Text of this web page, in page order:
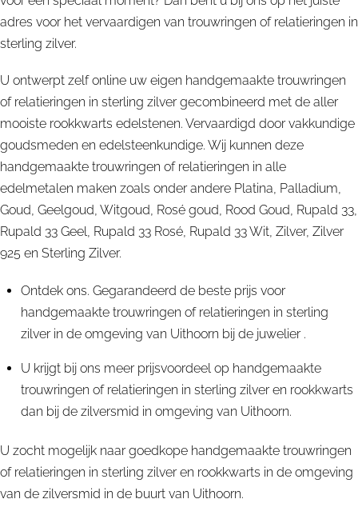
adres voor het vervaardigen van trouwringen of relatieringen in
sterling zilver.
U ontwerpt zelf online uw eigen handgemaakte trouwringen
of relatieringen in sterling zilver gecombineerd met de aller
mooiste rookkwarts edelstenen. Vervaardigd door vakkundige
goudsmeden en edelsteenkundige. Wij kunnen deze
handgemaakte trouwringen of relatieringen in alle
edelmetalen maken zoals onder andere Platina, Palladium,
Goud, Geelgoud, Witgoud, Rosé goud, Rood Goud, Rupald 33,
Rupald 33 Geel, Rupald 33 Rosé, Rupald 33 Wit, Zilver, Zilver
925 en Sterling Zilver.
Ontdek ons. Gegarandeerd de beste prijs voor
handgemaakte trouwringen of relatieringen in sterling
zilver in de omgeving van Uithoorn bij de juwelier .
U krijgt bij ons meer prijsvoordeel op handgemaakte
trouwringen of relatieringen in sterling zilver en rookkwarts
dan bij de zilversmid in omgeving van Uithoorn.
U zocht mogelijk naar goedkope handgemaakte trouwringen
of relatieringen in sterling zilver en rookkwarts in de omgeving
van de zilversmid in de buurt van Uithoorn.